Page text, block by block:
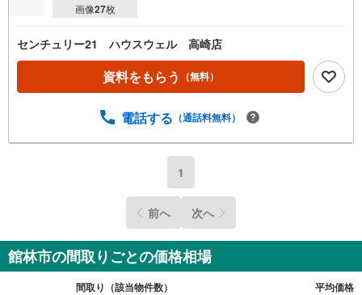
画像27枚
センチュリー21 ハウスウェル 高崎店
資料をもらう （無料）
電話する （通話料無料）
1
前へ 次へ
館林市の間取りごとの価格相場
間取り（該当物件数） 平均価格